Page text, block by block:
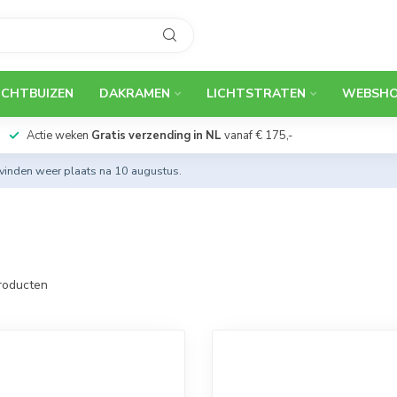
DAKRAMEN LICHTSTRATEN
Actie weken Gratis verzending in NL vanaf € 175,-
weer plaats na 10 augustus.